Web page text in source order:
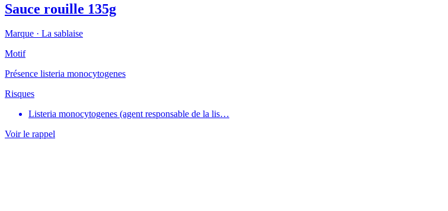
Sauce rouille 135g
Marque · La sablaise
Motif
Présence listeria monocytogenes
Risques
Listeria monocytogenes (agent responsable de la lis…
Voir le rappel